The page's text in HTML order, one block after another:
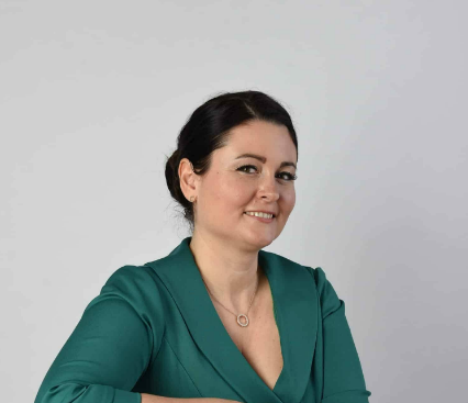
2024.02.02.
Kisgyermekek náthájának,
torokgyulladásának és
légcsőhurutjának kezelése a
természet erejével
2019.05.12.
A férfiak nemi működésének
hormonális szabályozása
2024.05.14.